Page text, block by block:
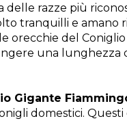
delle razze più
tranquilli e amano
orecchie del
una lunghezza
Gigante
domestici. Questi